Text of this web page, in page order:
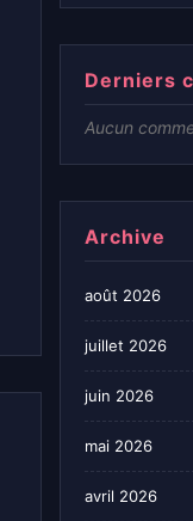
Derniers
Aucun
Archive
août 2026
juillet 2026
juin 2026
mai 2026
avril 2026